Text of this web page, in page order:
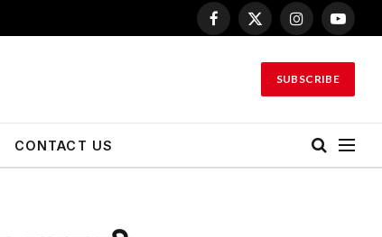
Facebook
X
Instagram
SUBSCRIBE
CONTACT US